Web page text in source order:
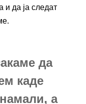
и да ја следат
да
каде
а